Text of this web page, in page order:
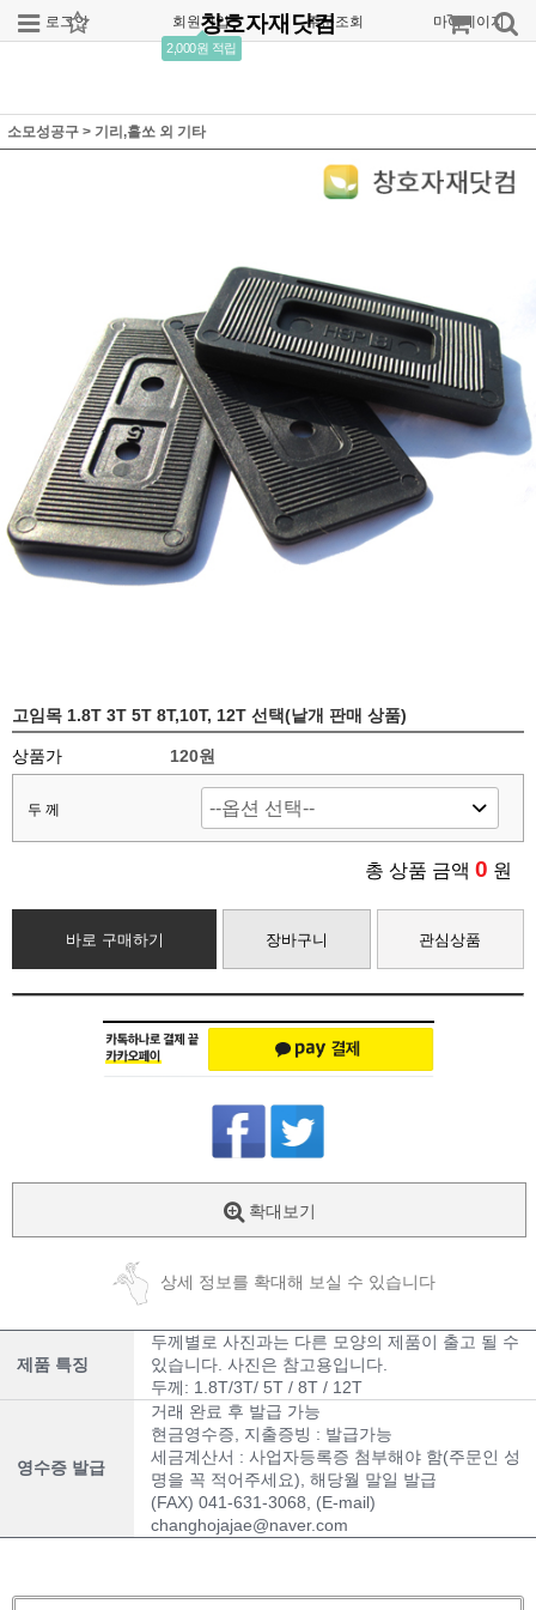
로그인 회원가입
2,000원 적립
주문조회 마이페이지
창호자재닷컴
소모성공구 > 기리,홀쏘 외 기타
고임목 1.8T 3T 5T 8T,10T, 12T 선택(낱개 판매 상품)
상품가 120원
두 께
총 상품 금액 0 원
바로 구매하기 장바구니 관심상품
확대보기
상세 정보를 확대해 보실 수 있습니다
제품 특징
두께별로 사진과는 다른 모양의 제품이 출고 될 수
있습니다. 사진은 참고용입니다.
두께: 1.8T/3T/ 5T / 8T / 12T
영수증 발급
거래 완료 후 발급 가능
현금영수증, 지출증빙 : 발급가능
세금계산서 : 사업자등록증 첨부해야 함(주문인 성
명을 꼭 적어주세요), 해당월 말일 발급
(FAX) 041-631-3068, (E-mail)
changhojajae@naver.com